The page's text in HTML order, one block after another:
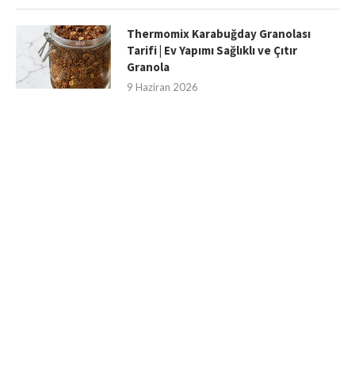
Thermomix Karabuğday Granolası
Tarifi | Ev Yapımı Sağlıklı ve Çıtır
Granola
9 Haziran 2026